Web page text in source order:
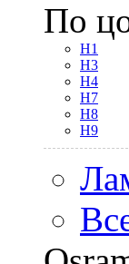
По
H1
H3
H4
H7
H8
H9